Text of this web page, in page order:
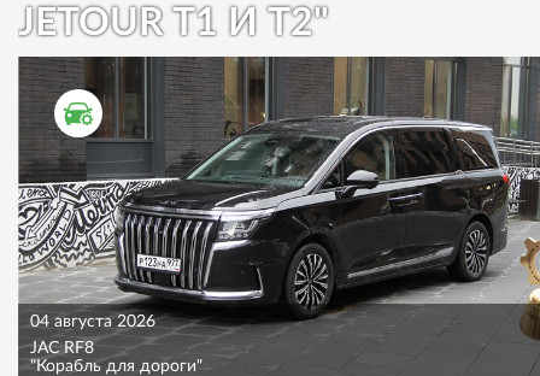
JETOUR T1 И T2"
ТЕСТ ДРАЙВ
04 августа 2026
JAC RF8
"Корабль для дороги"